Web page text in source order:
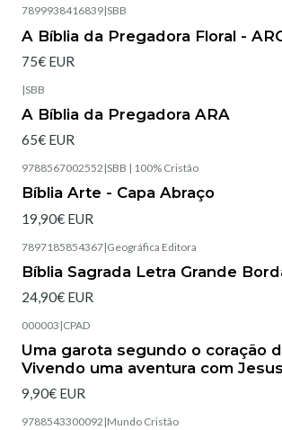
7899938416839|SBB
A Bíblia da Pregadora Floral -
75€ EUR
|SBB
A Bíblia da Pregadora ARA
65€ EUR
9788567002552 |SBB | 100% Cristão
Bíblia Arte - Capa Abraço
19,90€ EUR
7897185854367|Geográfica Editora
Bíblia Sagrada Letra Grande
24,90€ EUR
000003 |CPAD
Uma garota segundo o coração
Vivendo uma aventura com Jesus
9,90€ EUR
9788543300092 |Mundo Cristão